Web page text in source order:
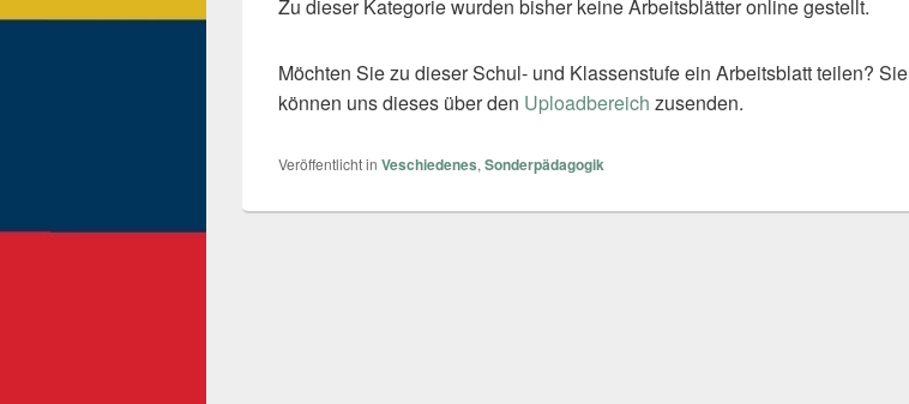
Zu dieser Kategorie wurden bisher keine Arbeitsblätter online gestellt.
Möchten Sie zu dieser Schul- und Klassenstufe ein Arbeitsblatt teilen? Sie
können uns dieses über den Uploadbereich zusenden.
Veröffentlicht in Veschiedenes, Sonderpädagogik